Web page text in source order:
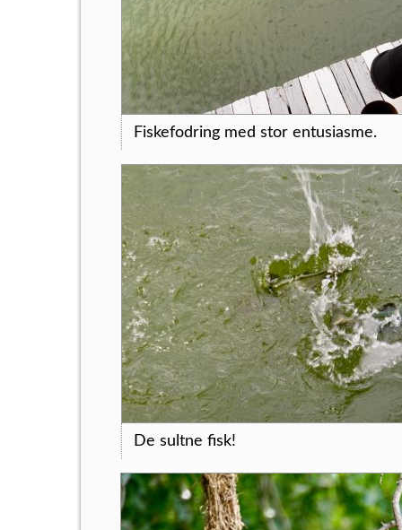
Fiskefodring med stor entusiasme.
De sultne fisk!